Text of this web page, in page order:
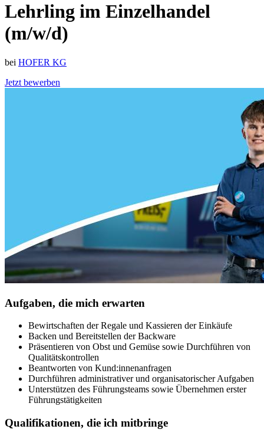
Lehrling im Einzelhandel
(m/w/d)
bei HOFER KG
Jetzt bewerben
Aufgaben, die mich erwarten
Bewirtschaften der Regale und Kassieren der Einkäufe
Backen und Bereitstellen der Backware
Präsentieren von Obst und Gemüse sowie Durchführen von
Qualitätskontrollen
Beantworten von Kund:innenanfragen
Durchführen administrativer und organisatorischer Aufgaben
Unterstützen des Führungsteams sowie Übernehmen erster
Führungstätigkeiten
Qualifikationen, die ich mitbringe